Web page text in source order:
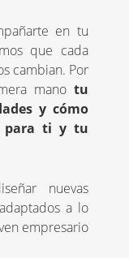
en tu
que cada
cambian. Por
mano tu
y cómo
para ti y tu
nuevas
a lo
empresario